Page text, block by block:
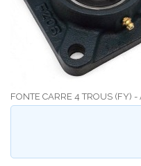
FONTE CARRE 4 TROUS (FY)